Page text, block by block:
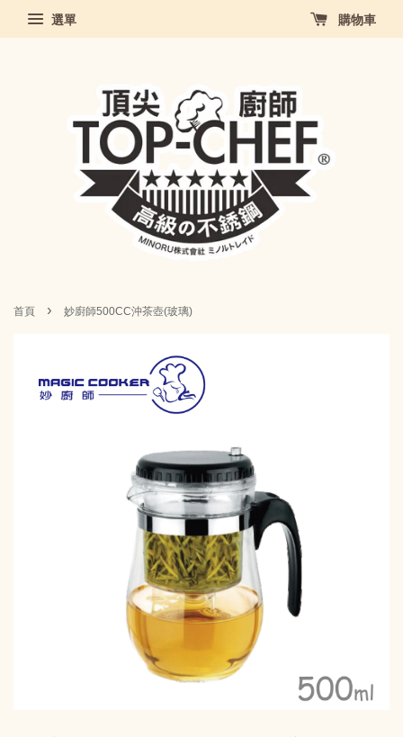
選單 購物車
首頁 › 妙廚師500CC沖茶壺(玻璃)